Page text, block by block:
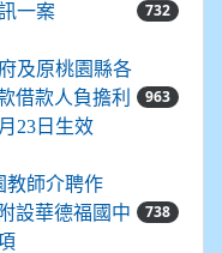
一案 732
及原桃園縣各
借款人負擔利
23日生效
963
教師介聘作
設華德福國中
738